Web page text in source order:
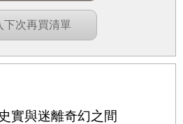
下次再買清單
實與迷離奇幻之間